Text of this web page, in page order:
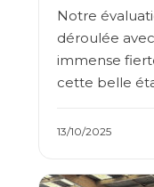
Notre
déroulée
immense
cette belle
13/10/2025